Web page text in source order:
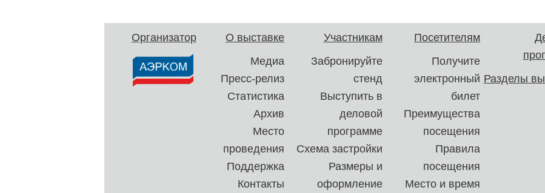
Организатор
О выставке
Медиа
Пресс-релиз
Статистика
Архив
Место
проведения
Поддержка
Контакты
Участникам
Забронируйте
стенд
Выступить в
деловой
программе
Схема застройки
Размеры и
оформление
Посетителям
Получите
электронный
билет
Преимущества
посещения
Правила
посещения
Место и время
Разделы